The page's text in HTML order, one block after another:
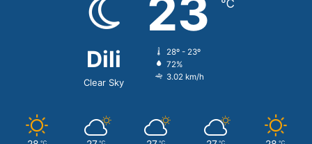
Dili
Clear Sky
23 ℃
28º - 23º
72%
3.02 km/h
℃ ℃ ℃ ℃ ℃